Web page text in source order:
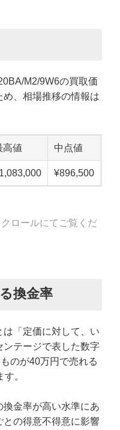
M2/9W6の買取価
、相場推移の情報は
高値 中点値
¥896,500
ロールにてご覧くだ
換金率
「定価に対して、い
ンテージで表した数字
のが40万円で売れる
。
金率が高い水準にあ
との得意不得意に影響